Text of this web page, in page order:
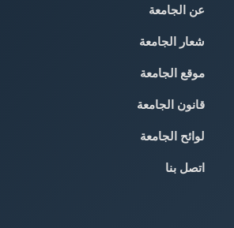
عن الجامعة
شعار الجامعة
موقع الجامعة
قانون الجامعة
لوائح الجامعة
اتصل بنا